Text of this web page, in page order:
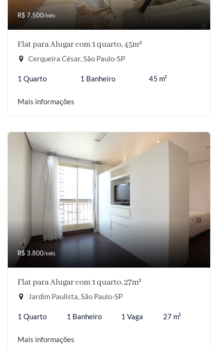
R$ 7.500/mês
Flat para Alugar com 1 quarto, 45m²
Cerqueira César, São Paulo-SP
1 Quarto 1 Banheiro 45 m²
Mais informações
R$ 3.800/mês
Flat para Alugar com 1 quarto, 27m²
Jardim Paulista, São Paulo-SP
1 Quarto 1 Banheiro 1 Vaga 27 m²
Mais informações